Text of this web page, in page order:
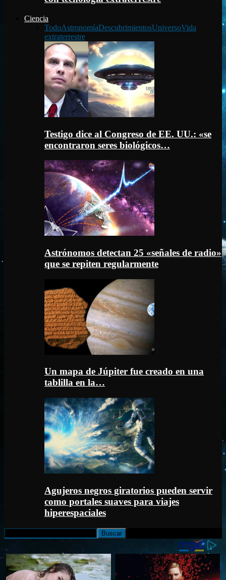
Ciencia
TodoAstronomíaDescubrimientosUniversoVida
extraterrestre
Testigo dice al Congreso de EE. UU.: «se
encontraron seres biológicos…
Astrónomos detectan 25 «señales de radio»
que se repiten regularmente
Un mapa de Júpiter fue creado en una
tablilla en la…
Agujeros negros giratorios pueden servir
como portales suaves para viajes
hiperespaciales